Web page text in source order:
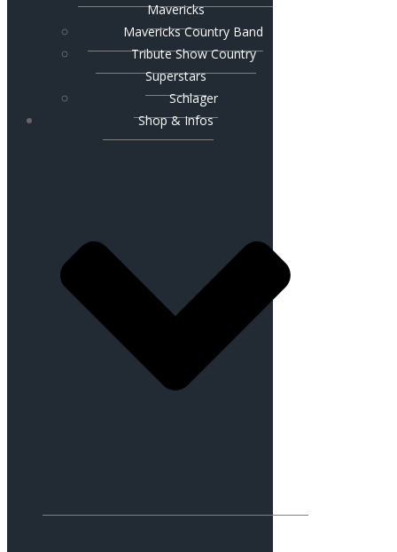
Mavericks
Mavericks Country Band
Tribute Show Country
Superstars
Schlager
Shop & Infos